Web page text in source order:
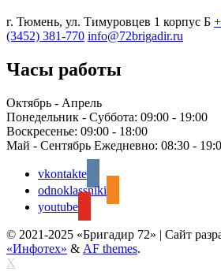
г. Тюмень, ул. Тимуровцев 1 корпус Б
(3452) 381-770 info@72brigadir.ru
Часы работы
Октябрь - Апрель
Понедельник - Суббота: 09:00 - 19:00
Воскресенье: 09:00 - 18:00
Май - Сентябрь Ежедневно: 08:30 -
vkontakte
odnoklassniki
youtube
© 2021-2025 «Бригадир 72» | Сайт
«Инфотех» & AF themes.
X